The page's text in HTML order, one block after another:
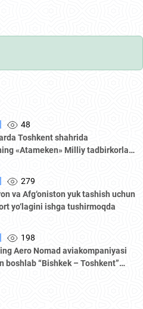
|
48
Toshkent shahrida
«Аtameken» Milliy tadbirkorlar
biznes-forumi va B2B
oʼtmoqda.
|
279
va Afg‘oniston yuk tashish uchun
yo‘lagini ishga tushirmoqda
|
198
Aero Nomad aviakompaniyasi
boshlab “Bishkek – Toshkent”